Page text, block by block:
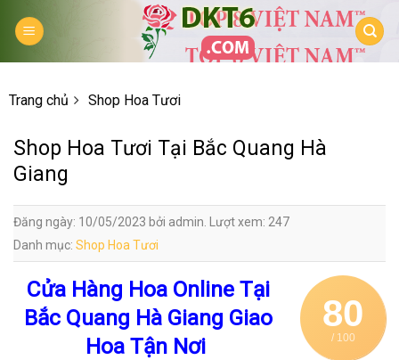
Trang chủ Shop Hoa Tươi
Shop Hoa Tươi Tại Bắc Quang Hà
Giang
Đăng ngày: 10/05/2023 bởi admin. Lượt xem: 247
Danh mục: Shop Hoa Tươi
80
/ 100
Cửa Hàng Hoa Online Tại
Bắc Quang Hà Giang Giao
Hoa Tận Nơi